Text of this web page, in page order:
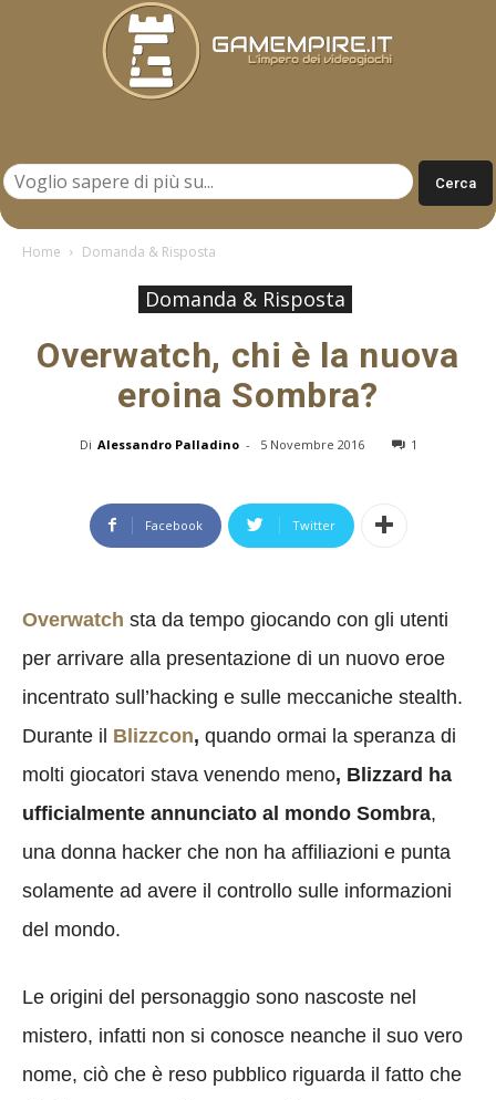
Home Domanda & Risposta
Domanda & Risposta
Overwatch, chi è la nuova
eroina Sombra?
Di Alessandro Palladino - 5 Novembre 2016 1
Facebook Twitter
Overwatch sta da tempo giocando con gli utenti
per arrivare alla presentazione di un nuovo eroe
incentrato sull’hacking e sulle meccaniche stealth.
Durante il Blizzcon, quando ormai la speranza di
molti giocatori stava venendo meno, Blizzard ha
ufficialmente annunciato al mondo Sombra,
una donna hacker che non ha affiliazioni e punta
solamente ad avere il controllo sulle informazioni
del mondo.
Le origini del personaggio sono nascoste nel
mistero, infatti non si conosce neanche il suo vero
nome, ciò che è reso pubblico riguarda il fatto che